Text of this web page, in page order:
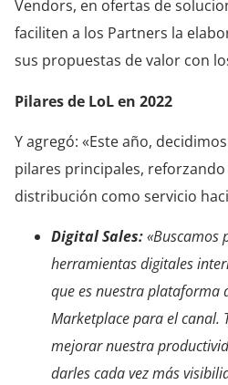
Vendors, en ofertas de
faciliten a los Partners la
sus propuestas de valor con
Pilares de LoL en 2022
Y agregó: «Este año,
pilares principales,
distribución como servicio
Digital Sales:«Buscamos
herramientas digitales
que es nuestra plataforma
Marketplace para el canal.
mejorar nuestra
darles cada vez más